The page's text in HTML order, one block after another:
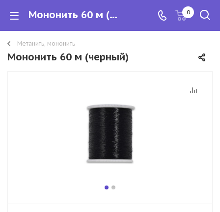
Мононить 60 м (черный) 0
Метанить, мононить
Мононить 60 м (черный)